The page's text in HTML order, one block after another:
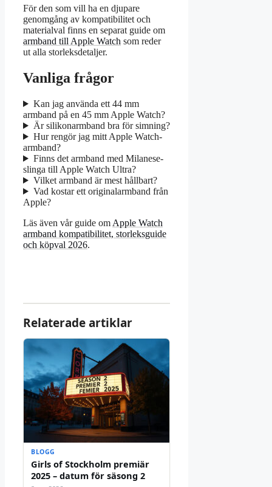
För den som vill ha en djupare
genomgång av kompatibilitet och
materialval finns en separat guide om
armband till Apple Watch som reder
ut alla storleksdetaljer.
Vanliga frågor
Kan jag använda ett 44 mm
armband på en 45 mm Apple Watch?
Är silikonarmband bra för simning?
Hur rengör jag mitt Apple Watch-
armband?
Finns det armband med Milanese-
slinga till Apple Watch Ultra?
Vilket armband är mest hållbart?
Vad kostar ett originalarmband från
Apple?
Läs även vår guide om Apple Watch
armband kompatibilitet, storleksguide
och köpval 2026.
Relaterade artiklar
BLOGG
Girls of Stockholm premiär
2025 – datum för säsong 2